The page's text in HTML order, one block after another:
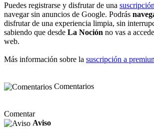
Puedes registrarse y disfrutar de una
navegar sin anuncios de Google. Podrás
disfrutar de una experiencia limpia, sin
sabiendo que desde La Noción no vas a
web.
Más información sobre la suscripción a
Comentarios
Comentar
Aviso